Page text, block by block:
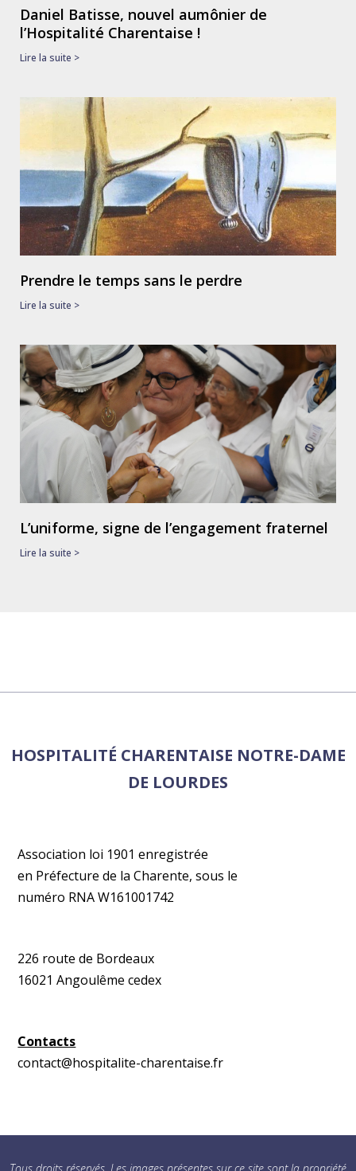
Daniel Batisse, nouvel aumônier de
l’Hospitalité Charentaise !
Lire la suite >
Prendre le temps sans le perdre
Lire la suite >
L’uniforme, signe de l’engagement fraternel
Lire la suite >
HOSPITALITÉ CHARENTAISE NOTRE-DAME
DE LOURDES
Association loi 1901 enregistrée
en Préfecture de la Charente, sous le
numéro RNA W161001742
226 route de Bordeaux
16021 Angoulême cedex
Contacts
contact@hospitalite-charentaise.fr